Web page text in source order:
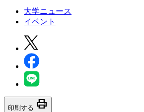
大学ニュース
イベント
印刷する print